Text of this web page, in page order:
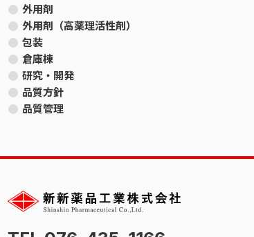
外用剤
外用剤（高薬理活性剤）
包装
倉庫棟
研究・開発
品質方針
品質管理